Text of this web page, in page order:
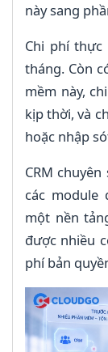
này sang
Chi phí
tháng. Còn
mềm này,
kịp thời, và
hoặc nhập
CRM
các module
một nền
được nhiều
phí bản